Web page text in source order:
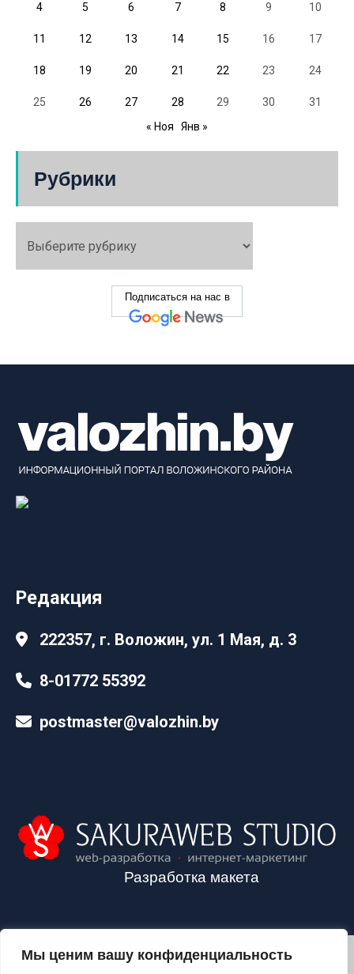
Мы ценим вашу конфиденциальность
4 5 6 7 8 9 10
11 12 13 14 15 16 17
18 19 20 21 22 23 24
25 26 27 28 29 30
31
« Ноя
Янв »
Рубрики
Подписаться на нас в
Редакция
222357, г. Воложин, ул. 1 Мая, д. 3
8-01772 55392
postmaster@valozhin.by
Разработка макета
2024©VALOZHIN.BY - НОВОСТИ ВОЛОЖИНСКОГО РАЙОНА